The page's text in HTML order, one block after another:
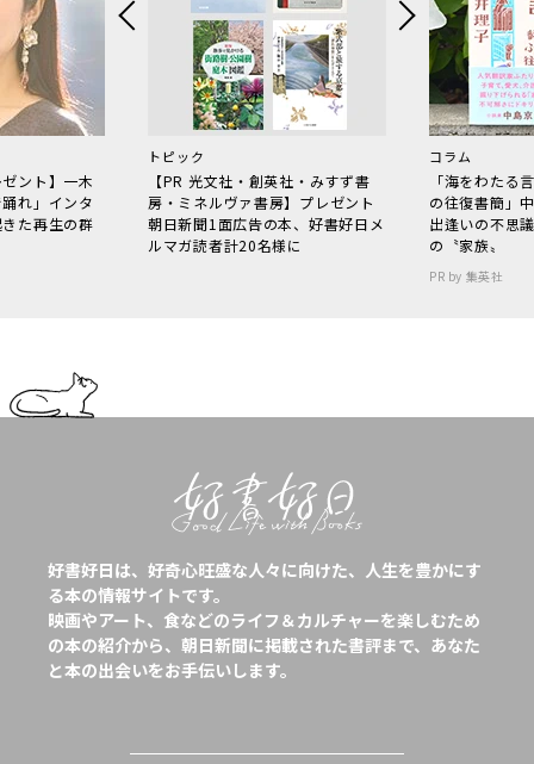
ント】一木
れ」インタ
た再生の群
トピック
【PR 光文社・創英社・みすず書
房・ミネルヴァ書房】プレゼント
朝日新聞1面広告の本、好書好日メ
ルマガ読者計20名様に
コラム
「海をわた
の往復書簡」
出逢いの不思
の〝家族〟
PR by 集英社
好書好日は、好奇心旺盛な人々に向けた、人生を豊かにす
る本の情報サイトです。
映画やアート、食などのライフ＆カルチャーを楽しむため
の本の紹介から、朝日新聞に掲載された書評まで、あなた
と本の出会いをお手伝いします。